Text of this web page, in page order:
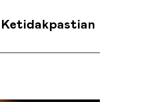
Ketidakpastian